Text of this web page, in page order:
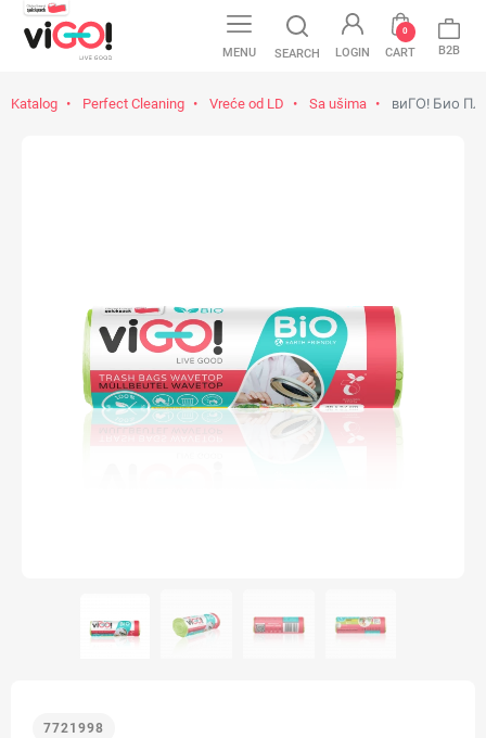
MENU SEARCH LOGIN CART
0
B2B
Katalog Perfect Cleaning Vreće od LD Sa ušima виГО! Био
7721998